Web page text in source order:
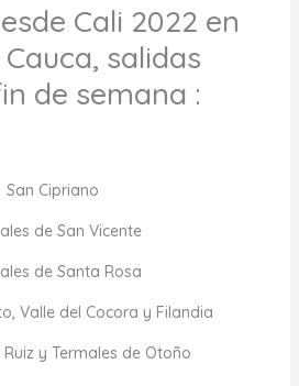
Cali 2022 en
salidas
de semana :
San Cipriano
de San Vicente
de Santa Rosa
Valle del Cocora y Filandia
y Termales de Otoño